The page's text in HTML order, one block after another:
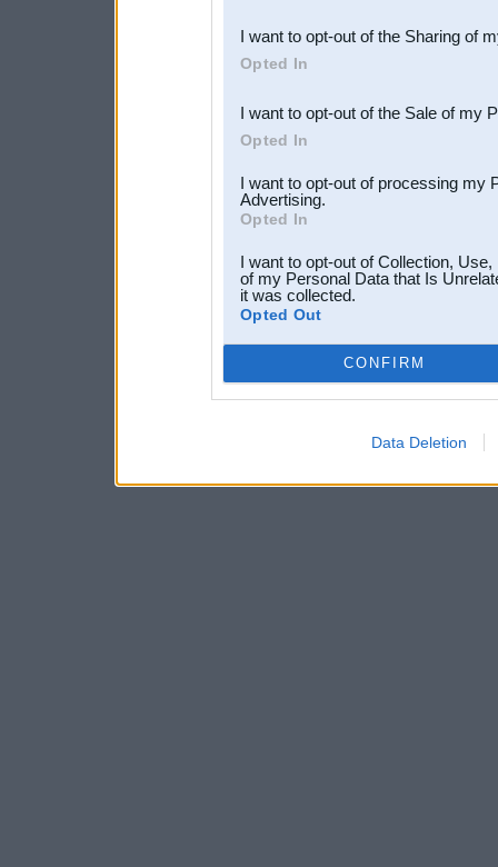
Downstream Participants
third parties.
I want to opt-out of the Sharing of
Opted In
I want to opt-out of the Sale of my
Opted In
I want to opt-out of processing my
Advertising.
Opted In
I want to opt-out of Collection,
of my Personal Data that Is
it was collected.
Opted Out
CONFIRM
Data Deletion